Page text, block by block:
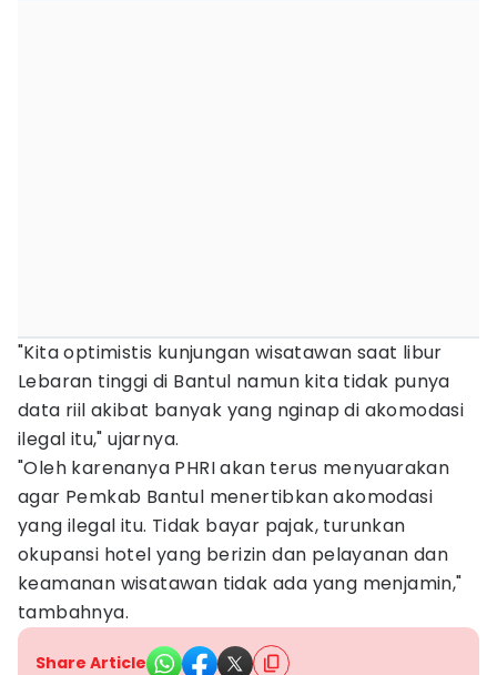
"Kita optimistis kunjungan wisatawan saat libur
Lebaran tinggi di Bantul namun kita tidak punya
data riil akibat banyak yang nginap di akomodasi
ilegal itu," ujarnya.
"Oleh karenanya PHRI akan terus menyuarakan
agar Pemkab Bantul menertibkan akomodasi
yang ilegal itu. Tidak bayar pajak, turunkan
okupansi hotel yang berizin dan pelayanan dan
keamanan wisatawan tidak ada yang menjamin,"
tambahnya.
Share Article